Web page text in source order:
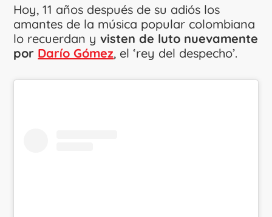
Hoy, 11 años después de su adiós los
amantes de la música popular colombiana
lo recuerdan yvisten de luto nuevamente
por Darío Gómez, el ‘rey del despecho’.